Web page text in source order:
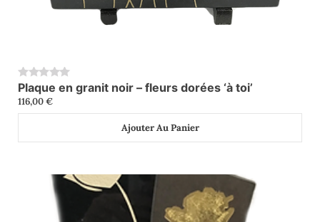
0
Plaque en granit noir – fleurs dorées ‘à toi’
116,00€
Ajouter Au Panier